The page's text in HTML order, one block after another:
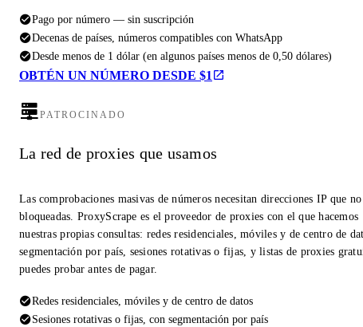
Pago por número — sin suscripción
Decenas de países, números compatibles con WhatsApp
Desde menos de 1 dólar (en algunos países menos de 0,50 dólares)
OBTÉN UN NÚMERO DESDE $1
PATROCINADO
La red de proxies que usamos
Las comprobaciones masivas de números necesitan direcciones IP que no
bloqueadas. ProxyScrape es el proveedor de proxies con el que hacemos
nuestras propias consultas: redes residenciales, móviles y de centro de
segmentación por país, sesiones rotativas o fijas, y listas de proxies
puedes probar antes de pagar.
Redes residenciales, móviles y de centro de datos
Sesiones rotativas o fijas, con segmentación por país